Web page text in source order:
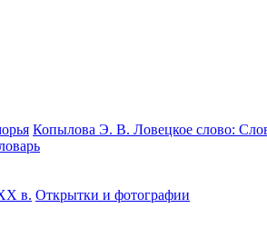
Копылова Э. В. Ловецкое слово:
в. Открытки и фотографии